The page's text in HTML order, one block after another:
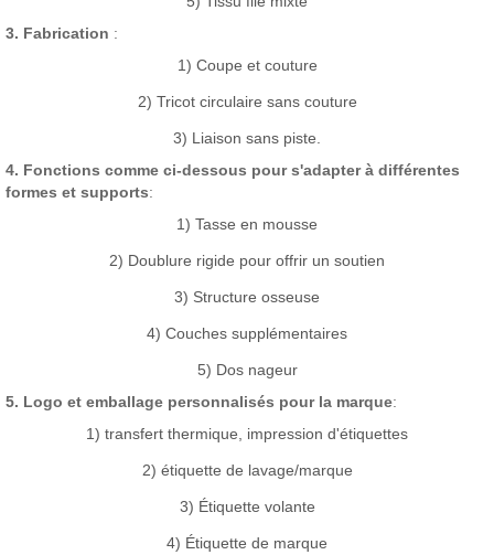
3. Fabrication :
1) Coupe et couture
2) Tricot circulaire sans couture
3) Liaison sans piste.
4. Fonctions comme ci-dessous pour s'adapter à différentes
formes et supports:
1) Tasse en mousse
2) Doublure rigide pour offrir un soutien
3) Structure osseuse
4) Couches supplémentaires
5) Dos nageur
5. Logo et emballage personnalisés pour la marque:
1) transfert thermique, impression d'étiquettes
2) étiquette de lavage/marque
3) Étiquette volante
4) Étiquette de marque